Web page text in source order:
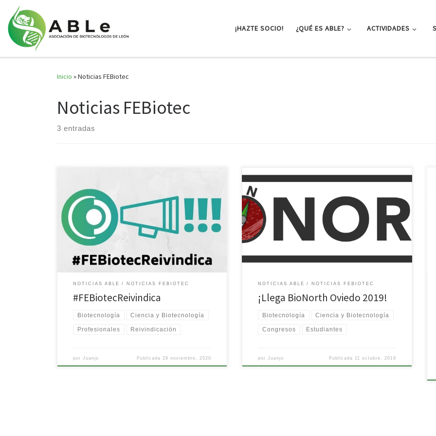
Saltar al contenido
¡HAZTE SOCIO! ¿QUÉ ES ABLE? ACTIVIDADES
Inicio »Noticias FEBiotec
Noticias FEBiotec
3 entradas
La Federación Española de Biotecnólogos (FEBiotec),
lleva más de una década luchando por visibilizar y
defender los derechos de nuestra profesión, siendo
prueba de ello la inclusión de nuestra profesión en el
Servicio Estatal de Empleo Público (SEPE). Vínculo a la
noticia: https://febiotec.es/inclusion-biotecnologos-
sepe/ Logros que no sólo son celebrados por […]
NOTICIAS ABLE NOTICIAS FEBIOTEC
#FEBiotecReivindica
Biotecnología Ciencia y Biotecnología
Profesionales Reivindicación
porJuanjo Publicada 29 noviembre, 2020
Los próximos 16 y 17 de noviembre se celebrará en
Oviedo BioNorth, el Encuentro de Jóvenes
Biotecnólogos del Norte de España, que reúne cada
año a cientos de Biotecnólogos de todo el Norte.
Aprovecha esta oportunidad y aprende algo más
sobre Nanotecnología, Microbiología, Comunicación
NOTICIAS ABLE NOTICIAS FEBIOTEC
¡Llega BioNorth Oviedo 2019!
Biotecnología Ciencia y Biotecnología
Congresos Estudiantes
porJuanjo Publicada 11 octubre, 2019